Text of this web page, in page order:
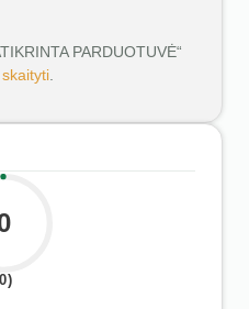
PARDUOTUVĖ“
skaityti